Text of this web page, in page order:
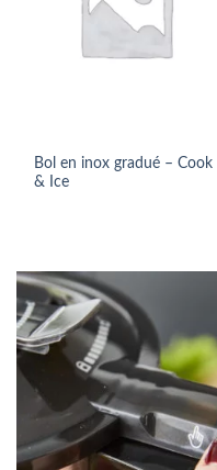
Bol en inox gradué – Cook
& Ice